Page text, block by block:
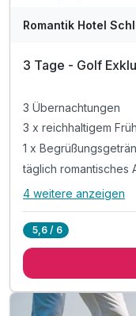
Romantik Hotel
3 Tage - Golf
3 Übernachtungen
3 x reichhaltigem
1 x
täglich romantisches
Alle
3 x reichhaltigem
täglich romantisches
4 weitere anzeigen
5,6 / 6